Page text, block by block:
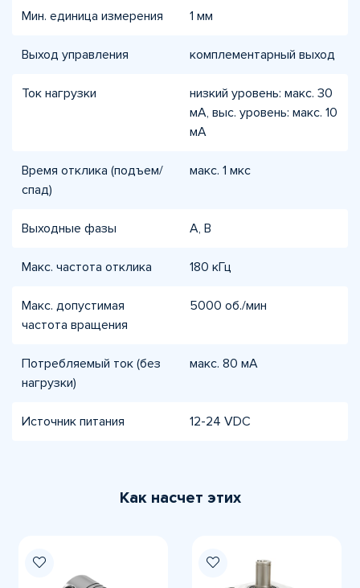
Мин. единица измерения 1 мм
Выход управления комплементарный выход
Ток нагрузки
низкий уровень: макс. 30
мА, выс. уровень: макс. 10
мА
Время отклика (подъем/
спад)
макс. 1 мкс
Выходные фазы A, B
Макс. частота отклика 180 кГц
Макс. допустимая
частота вращения
5000 об./мин
Потребляемый ток (без
нагрузки)
макс. 80 мА
Источник питания 12-24 VDC
Как насчет этих